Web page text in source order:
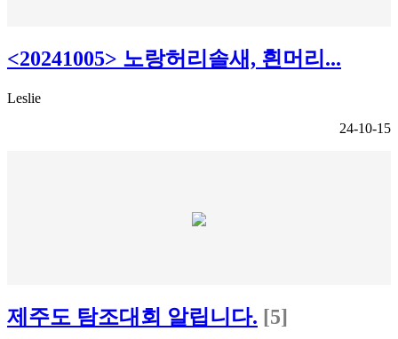
<20241005> 노랑허리솔새, 흰머리...
Leslie
24-10-15
제주도 탐조대회 알립니다. [5]